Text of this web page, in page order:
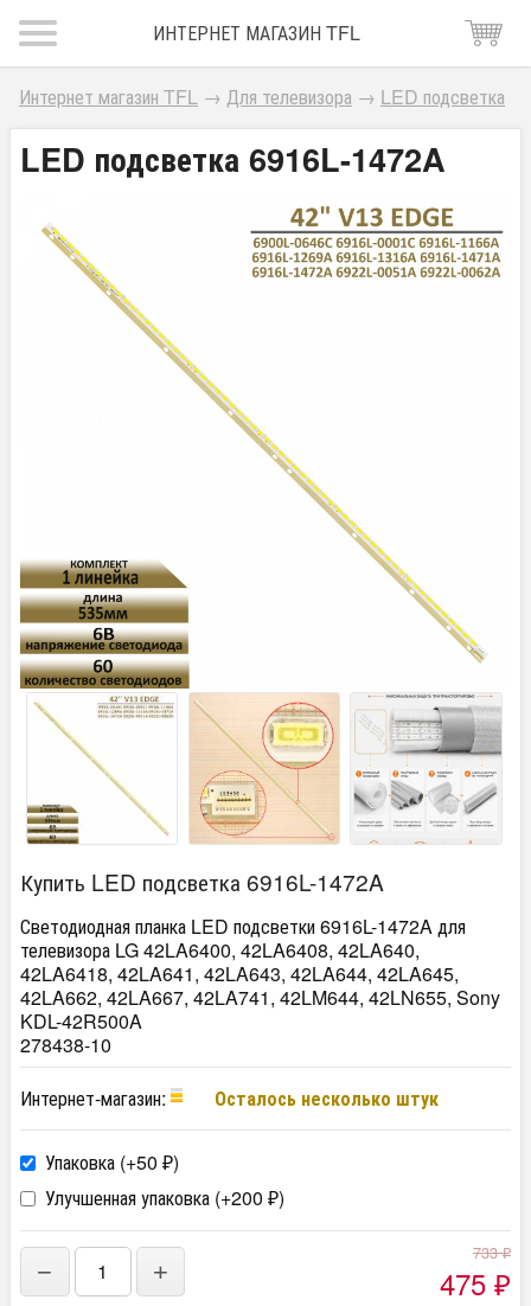
ИНТЕРНЕТ МАГАЗИН TFL
Интернет магазин TFL → Для телевизора → LED подсветка
LED подсветка 6916L-1472A
Купить LED подсветка 6916L-1472A
Светодиодная планка LED подсветки 6916L-1472A для
телевизора LG 42LA6400, 42LA6408, 42LA640,
42LA6418, 42LA641, 42LA643, 42LA644, 42LA645,
42LA662, 42LA667, 42LA741, 42LM644, 42LN655, Sony
KDL-42R500A
278438-10
Интернет-магазин:
Осталось несколько штук
Упаковка (+50 ₽)
Улучшенная упаковка (+200 ₽)
− +
733₽
475 ₽